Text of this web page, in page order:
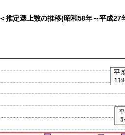
＜推定遡上数の推移(昭和58年～平成27